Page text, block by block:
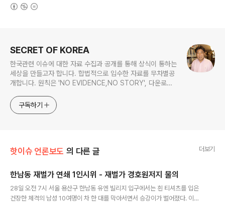
SECRET OF KOREA
한국관련 이슈에 대한 자료 수집과 공개를 통해 상식이 통하는
세상을 만들고자 합니다. 합법적으로 입수한 자료를 무차별공
개합니다. 원칙은 'NO EVIDENCE,NO STORY', 다운로드
jesim56@gmail.com, 안보일때는 구글리더나 RSS로!!
구독하기
핫이슈 언론보도 의 다른 글 더보기
한남동 재벌가 연쇄 1인시위 - 재벌가 경호원저지 물의
28일 오전 7시 서울 용산구 한남동 유엔 빌리지 입구에서는 흰 티셔츠를 입은
건장한 체격의 남성 10여명이 차 한 대를 막아서면서 승강이가 벌어졌다. 이들